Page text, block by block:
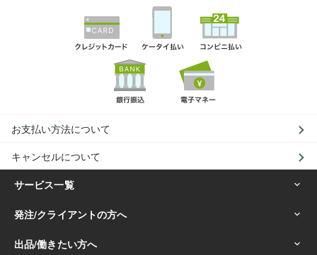
お支払い方法について
キャンセルについて